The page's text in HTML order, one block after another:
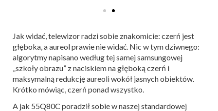
Jak widać, telewizor radzi sobie znakomicie: czerń jest
głęboka, a aureol prawie nie widać. Nic w tym dziwnego:
algorytmy napisano według tej samej samsungowej
„szkoły obrazu” z naciskiem na głęboką czerń i
maksymalną redukcję aureoli wokół jasnych obiektów.
Krótko mówiąc, czerń ponad wszystko.
A jak 55Q80C poradził sobie w naszej standardowej